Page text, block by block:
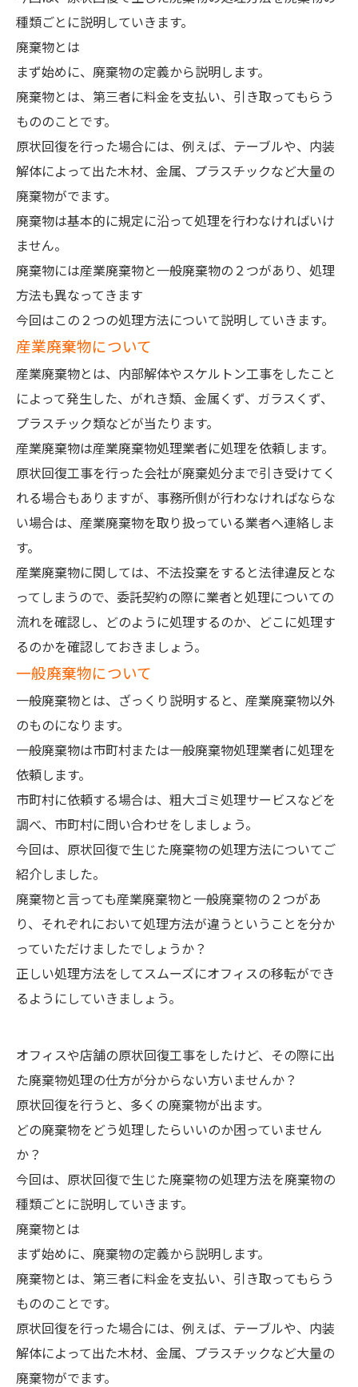
種類ごとに説明していきます。
廃棄物とは
まず始めに、廃棄物の定義から説明します。
廃棄物とは、第三者に料金を支払い、引き取ってもらう
もののことです。
原状回復を行った場合には、例えば、テーブルや、内装
解体によって出た木材、金属、プラスチックなど大量の
廃棄物がでます。
廃棄物は基本的に規定に沿って処理を行わなければいけ
ません。
廃棄物には産業廃棄物と一般廃棄物の２つがあり、処理
方法も異なってきます
今回はこの２つの処理方法について説明していきます。
産業廃棄物について
産業廃棄物とは、内部解体やスケルトン工事をしたこと
によって発生した、がれき類、金属くず、ガラスくず、
プラスチック類などが当たります。
産業廃棄物は産業廃棄物処理業者に処理を依頼します。
原状回復工事を行った会社が廃棄処分まで引き受けてく
れる場合もありますが、事務所側が行わなければならな
い場合は、産業廃棄物を取り扱っている業者へ連絡しま
す。
産業廃棄物に関しては、不法投棄をすると法律違反とな
ってしまうので、委託契約の際に業者と処理についての
流れを確認し、どのように処理するのか、どこに処理す
るのかを確認しておきましょう。
一般廃棄物について
一般廃棄物とは、ざっくり説明すると、産業廃棄物以外
のものになります。
一般廃棄物は市町村または一般廃棄物処理業者に処理を
依頼します。
市町村に依頼する場合は、粗大ゴミ処理サービスなどを
調べ、市町村に問い合わせをしましょう。
今回は、原状回復で生じた廃棄物の処理方法についてご
紹介しました。
廃棄物と言っても産業廃棄物と一般廃棄物の２つがあ
り、それぞれにおいて処理方法が違うということを分か
っていただけましたでしょうか？
正しい処理方法をしてスムーズにオフィスの移転ができ
るようにしていきましょう。
オフィスや店舗の原状回復工事をしたけど、その際に出
た廃棄物処理の仕方が分からない方いませんか？
原状回復を行うと、多くの廃棄物が出ます。
どの廃棄物をどう処理したらいいのか困っていません
か？
今回は、原状回復で生じた廃棄物の処理方法を廃棄物の
種類ごとに説明していきます。
廃棄物とは
まず始めに、廃棄物の定義から説明します。
廃棄物とは、第三者に料金を支払い、引き取ってもらう
もののことです。
原状回復を行った場合には、例えば、テーブルや、内装
解体によって出た木材、金属、プラスチックなど大量の
廃棄物がでます。